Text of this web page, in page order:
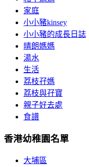
家庭
小小豬kinsey
小小豬的成長日誌
晴朗媽媽
湯水
生活
荔枝孖媽
荔枝與孖寶
親子好去處
食譜
香港幼稚園名單
大埔區